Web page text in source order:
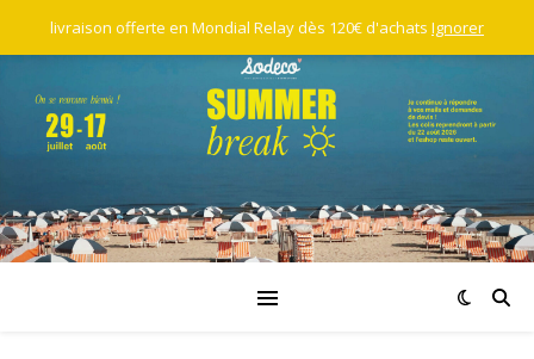
livraison offerte en Mondial Relay dès 120€ d'achats Ignorer